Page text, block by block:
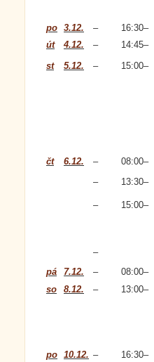
po 3.12. – 16:30–
út
4.12. – 14:45–
st
5.12. – 15:00–
čt 6.12. – 08:00–
–
13:30–
– 15:00–
–
pá
7.12. – 08:00–
so
8.12. – 13:00–
po 10.12. – 16:30–